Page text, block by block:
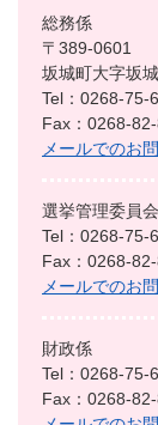
総務係
〒389-0601
坂城町大字坂
Tel：0268-75-
Fax：0268-
メールでのお
選挙管理委員会
Tel：0268-75-
Fax：0268-
メールでのお
財政係
Tel：0268-75-
Fax：0268-